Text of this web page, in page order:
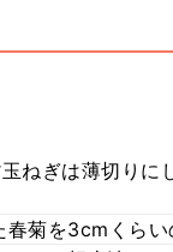
ねぎは薄切りに
春菊を3cmくらい